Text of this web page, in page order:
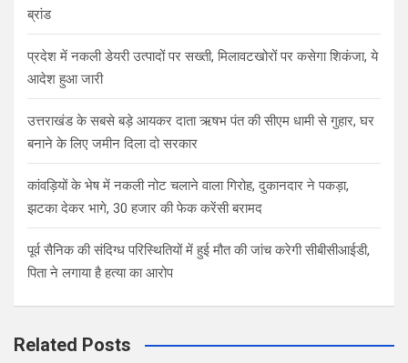
ब्रांड
प्रदेश में नकली डेयरी उत्पादों पर सख्ती, मिलावटखोरों पर कसेगा शिकंजा, ये
आदेश हुआ जारी
उत्तराखंड के सबसे बड़े आयकर दाता ऋषभ पंत की सीएम धामी से गुहार, घर
बनाने के लिए जमीन दिला दो सरकार
कांवड़ियों के भेष में नकली नोट चलाने वाला गिरोह, दुकानदार ने पकड़ा,
झटका देकर भागे, 30 हजार की फेक करेंसी बरामद
पूर्व सैनिक की संदिग्ध परिस्थितियों में हुई मौत की जांच करेगी सीबीसीआईडी,
पिता ने लगाया है हत्या का आरोप
Related Posts